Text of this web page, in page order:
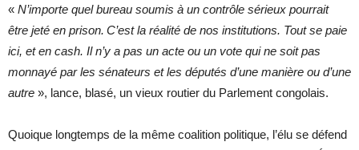
« N’importe quel bureau soumis à un contrôle sérieux pourrait
être jeté en prison. C’est la réalité de nos institutions. Tout se paie
ici, et en cash. Il n’y a pas un acte ou un vote qui ne soit pas
monnayé par les sénateurs et les députés d’une manière ou d’une
autre », lance, blasé, un vieux routier du Parlement congolais.
Quoique longtemps de la même coalition politique, l’élu se défend